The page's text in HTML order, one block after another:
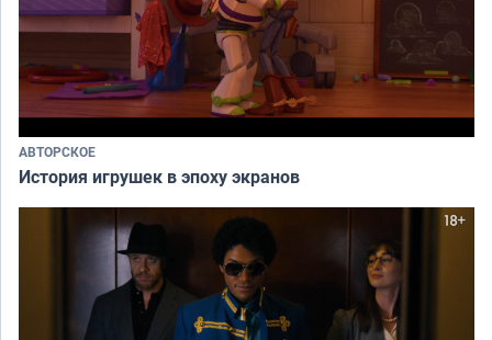
АВТОРСКОЕ
История игрушек в эпоху экранов